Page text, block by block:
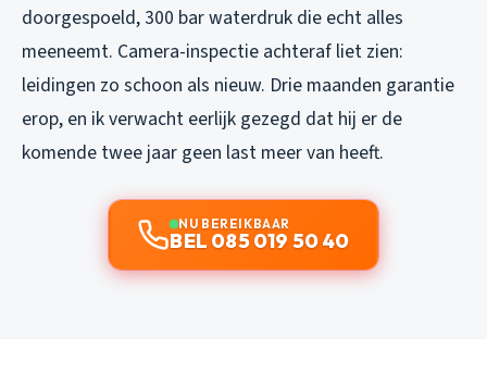
doorgespoeld, 300 bar waterdruk die echt alles
meeneemt. Camera-inspectie achteraf liet zien:
leidingen zo schoon als nieuw. Drie maanden garantie
erop, en ik verwacht eerlijk gezegd dat hij er de
komende twee jaar geen last meer van heeft.
NU BEREIKBAAR
BEL 085 019 50 40